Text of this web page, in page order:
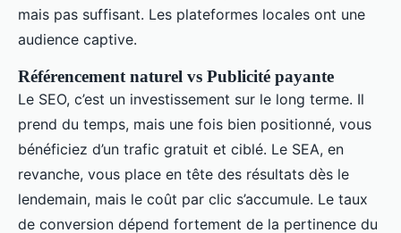
mais pas suffisant. Les plateformes locales ont une
audience captive.
Référencement naturel vs Publicité payante
Le SEO, c’est un investissement sur le long terme. Il
prend du temps, mais une fois bien positionné, vous
bénéficiez d’un trafic gratuit et ciblé. Le SEA, en
revanche, vous place en tête des résultats dès le
lendemain, mais le coût par clic s’accumule. Le taux
de conversion dépend fortement de la pertinence du